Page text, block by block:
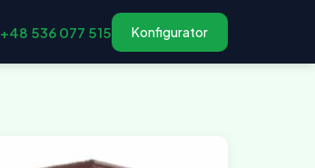
+48 536 077 515 Konfigurator